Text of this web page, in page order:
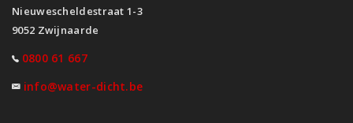
Nieuwescheldestraat 1-3
9052 Zwijnaarde
0800 61 667
info@water-dicht.be